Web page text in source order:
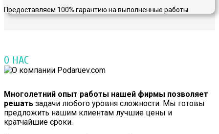
Предоставляем 100% гарантию на выполненные работы
О НАС
Многолетний опыт работы нашей фирмы позволяет
решать задачи любого уровня сложности. Мы готовы
предложить нашим клиентам лучшие цены и
кратчайшие сроки.